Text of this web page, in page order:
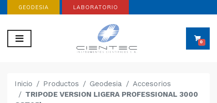
GEODESIA LABORATORIO
0
Inicio Productos Geodesia
Accesorios
TRIPODE VERSION LIGERA PROFESSIONAL 3000